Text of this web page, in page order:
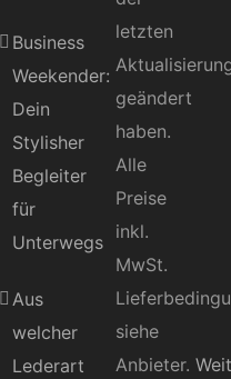
Business
Weekender:
Dein
Stylisher
Begleiter
für
Unterwegs
Aus
welcher
Lederart
letzten
geändert
haben.
Alle
Preise
inkl.
MwSt.
siehe
Anbieter.